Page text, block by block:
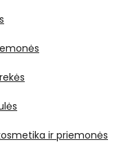
ir priemonės